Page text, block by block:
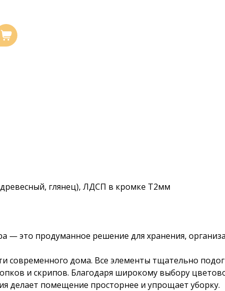
глянец), ЛДСП в кромке Т2мм
— это продуманное решение для хранения,
современного дома. Все элементы тщательно
и скрипов. Благодаря широкому выбору
делает помещение просторнее и упрощает уборку.